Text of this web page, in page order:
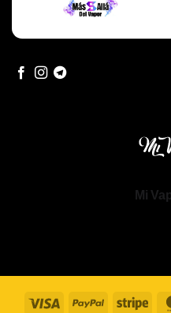
Mi
Visa PayPal